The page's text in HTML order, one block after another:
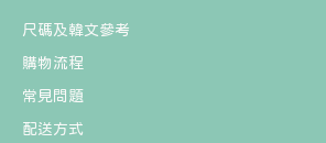
尺碼及韓文參考
購物流程
常見問題
配送方式